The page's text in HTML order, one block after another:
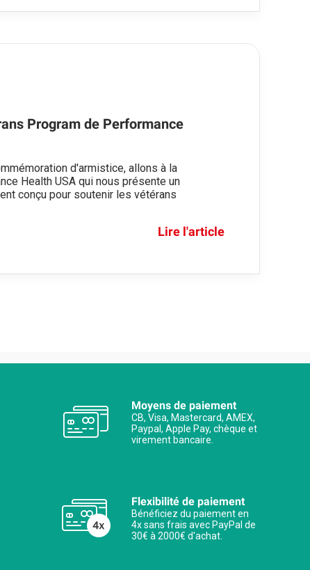
Program de Performance
d'armistice, allons à la
Health USA qui nous présente un
conçu pour soutenir les vétérans
Lire l'article
Moyens de paiement
CB, Visa, Mastercard, AMEX,
Paypal, Apple Pay, chèque et
virement bancaire.
Flexibilité de paiement
Bénéficiez du paiement en
4x sans frais avec PayPal de
30€ à 2000€ d'achat.